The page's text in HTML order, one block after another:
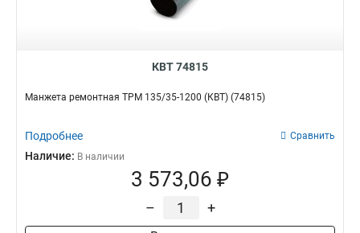
КВТ 74815
Манжета ремонтная ТРМ 135/35-1200 (КВТ) (74815)
Подробнее Сравнить
Наличие: В наличии
3 573,06 ₽
– +